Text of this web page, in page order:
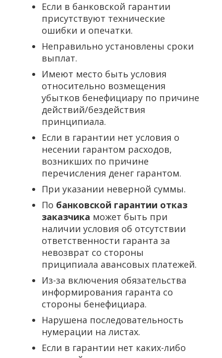
Если в банковской гарантии
присутствуют технические
ошибки и опечатки.
Неправильно установлены сроки
выплат.
Имеют место быть условия
относительно возмещения
убытков бенефициару по причине
действий/бездействия
принципиала.
Если в гарантии нет условия о
несении гарантом расходов,
возникших по причине
перечисления денег гарантом.
При указании неверной суммы.
По банковской гарантии отказ
заказчика может быть при
наличии условия об отсутствии
ответственности гаранта за
невозврат со стороны
приципиала авансовых платежей.
Из-за включения обязательства
информирования гаранта со
стороны бенефициара.
Нарушена последовательность
нумерации на листах.
Если в гарантии нет каких-либо